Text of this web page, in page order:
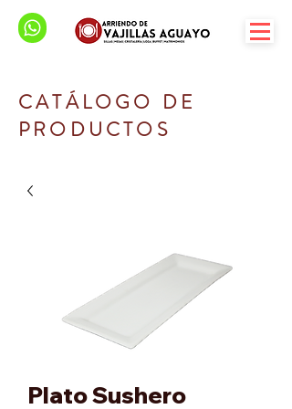
CATÁLOGO DE
PRODUCTOS
Plato Sushero